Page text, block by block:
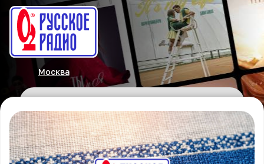
Москва